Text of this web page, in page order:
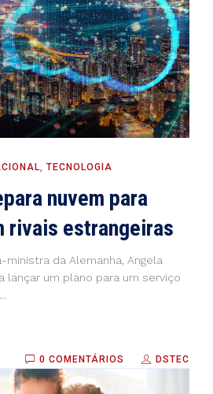
TECNOLOGIA
nuvem para
rivais estrangeiras
ministra da Alemanha, Angela
lançar um plano para um serviço
0 COMENTÁRIOS DSTEC